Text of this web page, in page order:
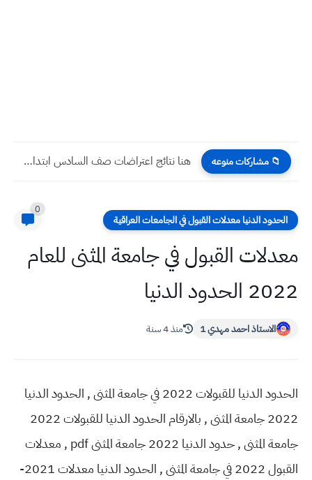
📁 مشاركات منوعه هنا نتائج اعتراضات صف السادس ابتدائي لكل محافظات العراق 2023...
الحدود الدنيا معدلات القبول في الجامعات العراقية
0
معدلات القبول في جامعة المثنى للعام
2022 الحدود الدنيا
الاستاذ احمد مهدي 1 منذ 4 سنة
الحدود الدنيا للقبولات 2022 في جامعة المثنى , الحدود الدنيا
2022 جامعة المثنى , بالارقام الحدود الدنيا للقبولات 2022
جامعة المثنى , حدود الدنيا 2022 جامعة المثنى pdf , معدلات
القبول 2022 في جامعة المثنى , الحدود الدنيا معدلات 2021-